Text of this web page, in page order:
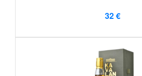
32 €